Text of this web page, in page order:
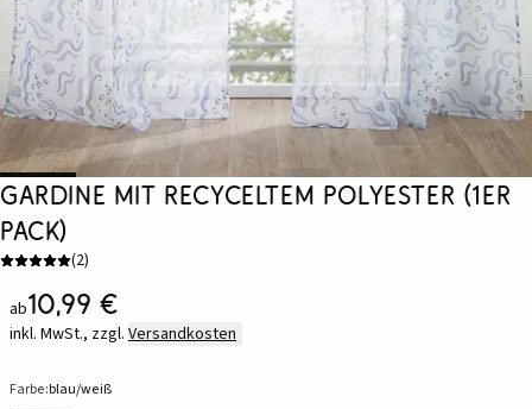
Gardine mit recyceltem Polyester (1er
Pack)
(2)
ab10,99 €
inkl. MwSt., zzgl. Versandkosten
Farbe:blau/weiß